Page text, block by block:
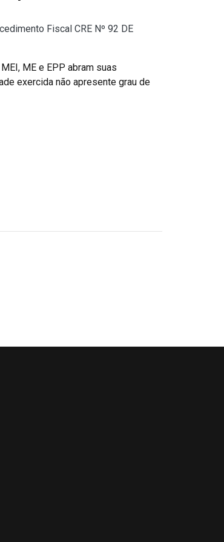
Fiscal CRE Nº 92 DE
ME e EPP abram suas
exercida não apresente grau de